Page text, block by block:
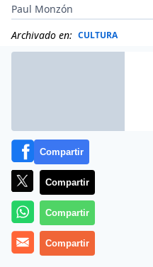
Paul Monzón
Archivado en: CULTURA
Eso es lo que declara
Compartir
Compartir
Compartir
Compartir